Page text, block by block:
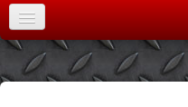
Accueil
TRAIN HO▼